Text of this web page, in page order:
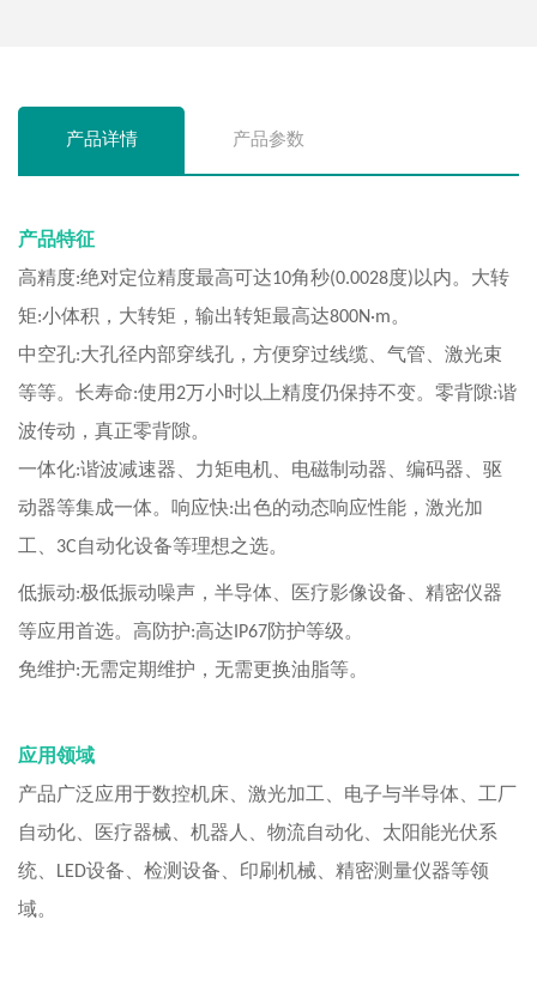
产品详情 产品参数
产品特征
高精度:绝对定位精度最高可达10角秒(0.0028度) 以内。大转
矩:小体积，大转矩，输出转矩最高达800N·m。
中空孔:大孔径内部穿线孔，方便穿过线缆、气管、激光束
等等。长寿命:使用2万小时以上精度仍保持不变。零背隙:谐
波传动，真正零背隙。
一体化:谐波减速器、力矩电机、电磁制动器、编码器、驱
动器等集成一体。响应快:出色的动态响应性能，激光加
工、 3C自动化设备等理想之选。
低振动:极低振动噪声，半导体、医疗影像设备、精密仪器
等应用首选。高防护:高达 IP67防护等级。
免维护:无需定期维护，无需更换油脂等。
应用领域
产品广泛应用于数控机床、激光加工、电子与半导体、工厂
自动化、医疗器械、机器人、物流自动化、太阳能光伏系
统、
LED设备、检测设备、印刷机械、精密测量仪器等领
域。